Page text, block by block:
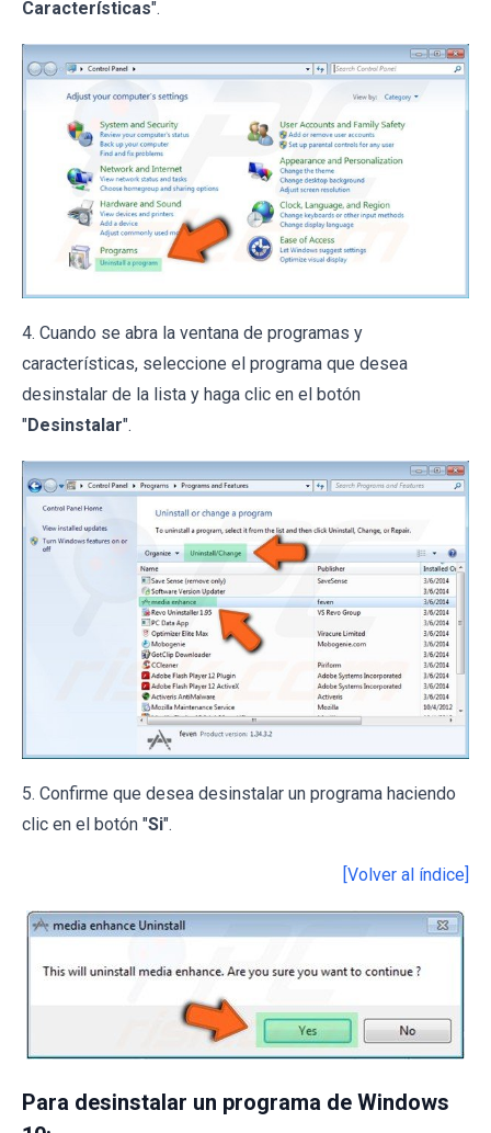
Características".
4. Cuando se abra la ventana de programas y
características, seleccione el programa que desea
desinstalar de la lista y haga clic en el botón
"Desinstalar".
5. Confirme que desea desinstalar un programa haciendo
clic en el botón "Si".
[Volver al índice]
Para desinstalar un programa de Windows